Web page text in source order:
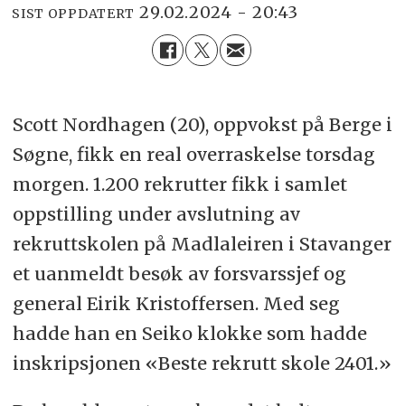
SIST OPPDATERT 29.02.2024 - 20:43
Scott Nordhagen (20), oppvokst på Berge i
Søgne, fikk en real overraskelse torsdag
morgen. 1.200 rekrutter fikk i samlet
oppstilling under avslutning av
rekruttskolen på Madlaleiren i Stavanger
et uanmeldt besøk av forsvarssjef og
general Eirik Kristoffersen. Med seg
hadde han en Seiko klokke som hadde
inskripsjonen «Beste rekrutt skole 2401.»